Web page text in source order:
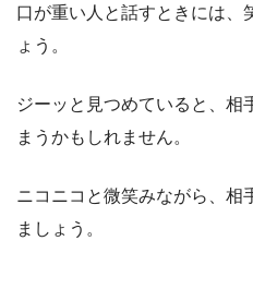
口が重い人と話すときには、
ょう。
ジーッと見つめていると、相
まうかもしれません。
ニコニコと微笑みながら、相
ましょう。